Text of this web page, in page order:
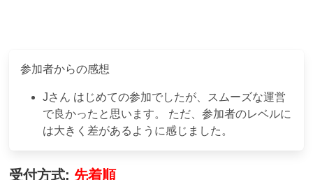
参加者からの感想
Jさん はじめての参加でしたが、スムーズな運営
で良かったと思います。 ただ、参加者のレベルに
は大きく差があるように感じました。
受付方式: 先着順